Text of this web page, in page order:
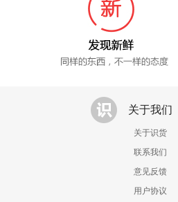
关于我们
关于识货
联系我们
意见反馈
用户协议